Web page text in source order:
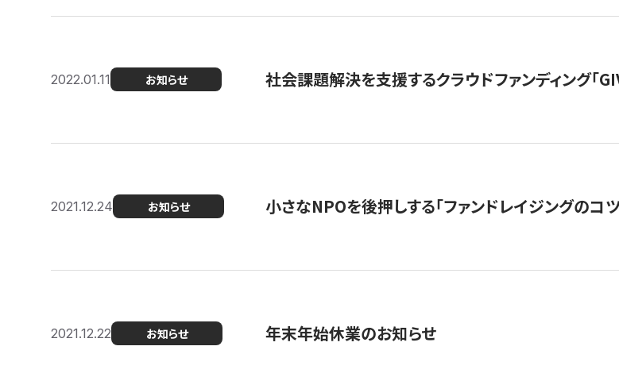
2022.01.11 お知らせ 社会課題解決を支援するクラウドファンディング
2021.12.24 お知らせ 小さなNPOを後押しする「ファンドレイジングのコ
2021.12.22 お知らせ 年末年始休業のお知らせ